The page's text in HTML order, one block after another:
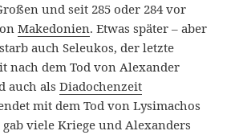
und seit 285 oder 284 vor
Makedonien. Etwas später – aber
auch Seleukos, der letzte
nach dem Tod von Alexander
auch alsDiadochenzeit
mit dem Tod von Lysimachos
gab viele Kriege und Alexanders